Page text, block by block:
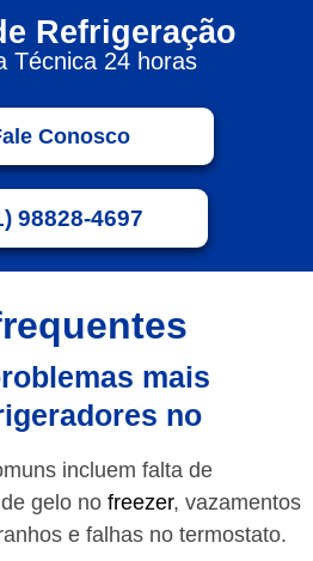
Refrigeração
Técnica 24 horas
Conosco
98828-4697
mais
no
incluem falta de
gelo no freezer, vazamentos
e falhas no termostato.